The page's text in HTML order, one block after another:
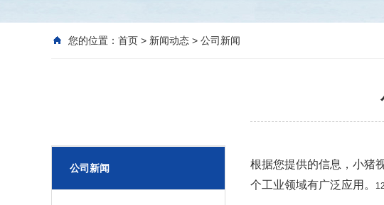
您的位置： 首页 > 新闻动态 > 公司新闻
公司新闻
根据您提供的信息，小猪
个工业领域有广泛应用。
12